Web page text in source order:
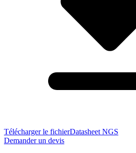
Télécharger le fichierDatasheet NGS
Demander un devis